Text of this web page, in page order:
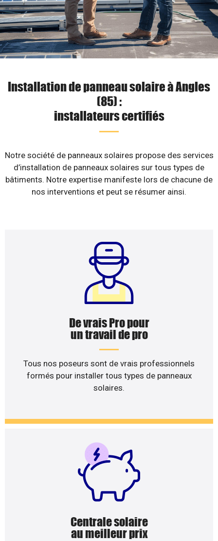
Installation de panneau solaire à Angles
(85) :
installateurs certifiés
Notre société de panneaux solaires propose des services
d’installation de panneaux solaires sur tous types de
bâtiments. Notre expertise manifeste lors de chacune de
nos interventions et peut se résumer ainsi.
De vrais Pro pour
un travail de pro
Tous nos poseurs sont de vrais professionnels
formés pour installer tous types de panneaux
solaires.
Centrale solaire
au meilleur prix